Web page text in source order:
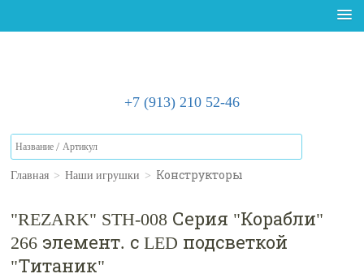
+7 (913) 210 52-46
Главная > Наши игрушки > Конструкторы
"REZARK" STH-008 Серия "Корабли"
266 элемент. с LED подсветкой
"Титаник"